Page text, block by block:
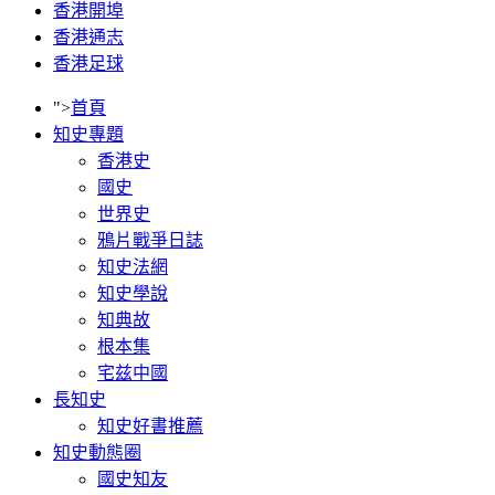
香港開埠
香港通志
香港足球
">首頁
知史專題
香港史
國史
世界史
鴉片戰爭日誌
知史法網
知史學說
知典故
根本集
宅兹中國
長知史
知史好書推薦
知史動態圈
國史知友